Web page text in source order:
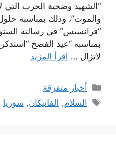
“الشهيد وضحية الحرب
والموت”، وذلك بمناسبة
“فرانسيس” في رسالته
بمناسبة “عيد الفصح “استذكر
لاتزال … اقرأ المزيد
التصنيفات
أخبار متفرقة
الوسوم
السلام, الفاتيكان, سوريا